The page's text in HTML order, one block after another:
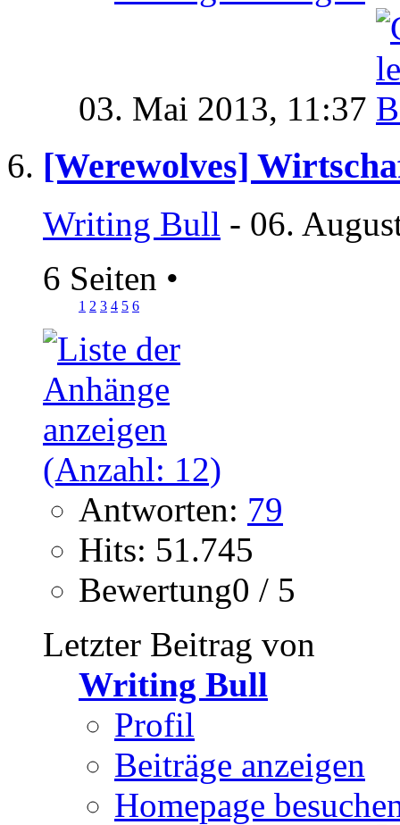
03. Mai 2013, 11:37
[Werewolves]
Writing Bull - 06.
6 Seiten •
1 2 3 4 5 6
Antworten: 79
Hits: 51.745
Bewertung0 / 5
Letzter Beitrag von
Writing Bull
Profil
Beiträge anzeigen
Homepage